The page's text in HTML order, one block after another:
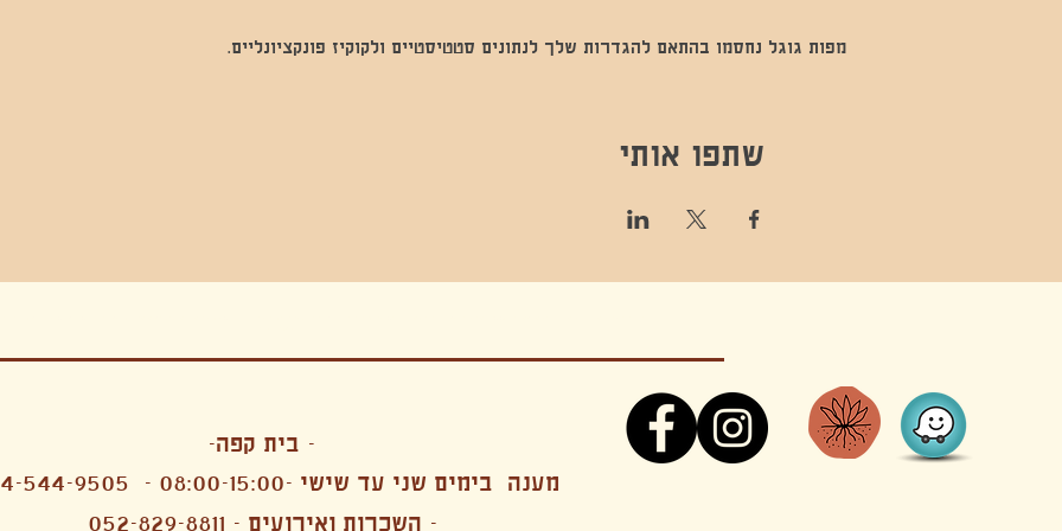
מפות גוגל נחסמו בהתאם להגדרות שלך לנתונים סטטיסטיים ולקוקיז פונקציונליים.
שתפו אותי
- בית קפה-
מענה בימים שני עד שישי -08:00-15:00 -
544-9505
- השכרות ואירועים - 052-829-8811